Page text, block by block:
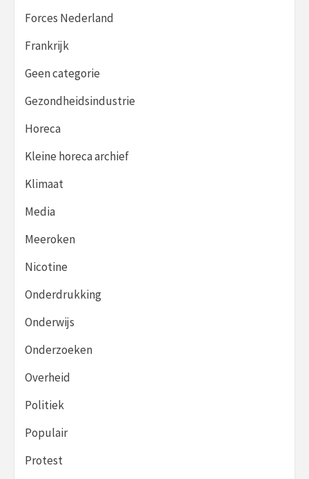
Forces Nederland
Frankrijk
Geen categorie
Gezondheidsindustrie
Horeca
Kleine horeca archief
Klimaat
Media
Meeroken
Nicotine
Onderdrukking
Onderwijs
Onderzoeken
Overheid
Politiek
Populair
Protest